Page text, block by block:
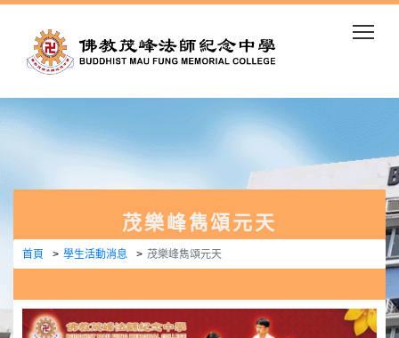
茂樂峰雋頌元天
首頁 學生活動消息 茂樂峰雋頌元天